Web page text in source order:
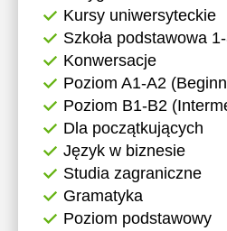
Kursy uniwersyteckie
Szkoła podstawowa
Konwersacje
Poziom A1-A2
Poziom B1-B2
Dla początkujących
Język w biznesie
Studia zagraniczne
Gramatyka
Poziom podstawowy